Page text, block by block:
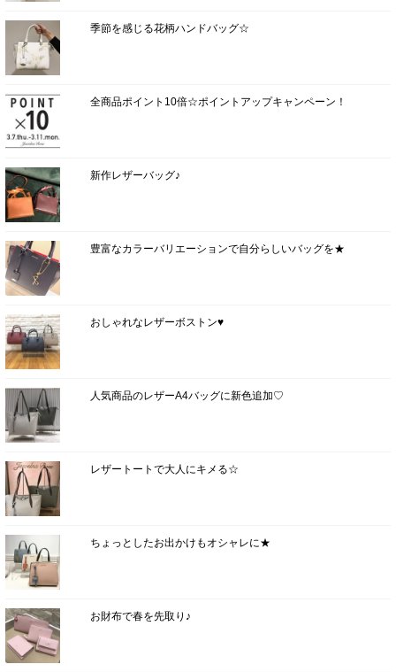
季節を感じる花柄ハンドバッグ☆
全商品ポイント10倍☆ポイントアップキャンペーン！
新作レザーバッグ♪
豊富なカラーバリエーションで自分らしいバッグを★
おしゃれなレザーボストン♥
人気商品のレザーA4バッグに新色追加♡
レザートートで大人にキメる☆
ちょっとしたお出かけもオシャレに★
お財布で春を先取り♪